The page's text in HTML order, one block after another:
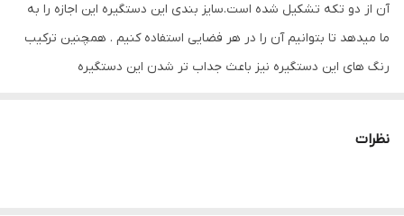
آن از دو تکه تشکیل شده است.سایز بندی این دستگیره این اجازه را به
ما میدهد تا بتوانیم آن را در هر فضایی استفاده کنیم . همچنین ترکیب
رنگ های این دستگیره نیز باعث جداب تر شدن این دستگیره
نبش کشاورز ۳ ۰۹۱۵۱۱۵۹۷۱۶ ۰۹۱۵۱۱۰۹۲۱۲
نظرات